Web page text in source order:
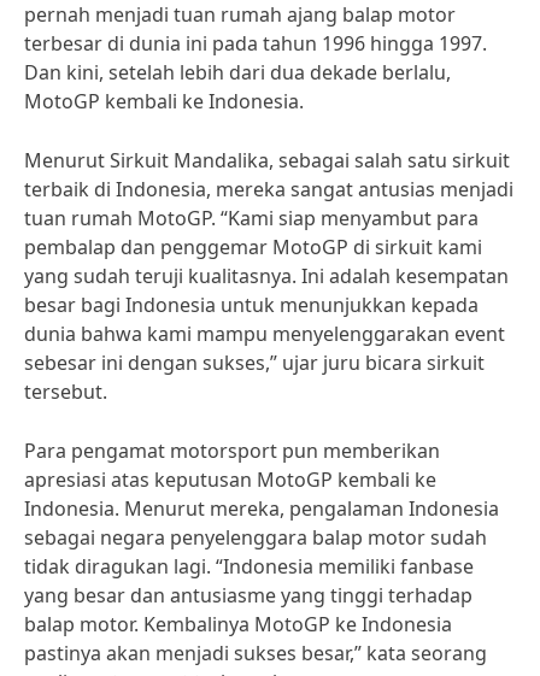
pernah menjadi tuan rumah ajang balap motor
terbesar di dunia ini pada tahun 1996 hingga 1997.
Dan kini, setelah lebih dari dua dekade berlalu,
MotoGP kembali ke Indonesia.
Menurut Sirkuit Mandalika, sebagai salah satu sirkuit
terbaik di Indonesia, mereka sangat antusias menjadi
tuan rumah MotoGP. “Kami siap menyambut para
pembalap dan penggemar MotoGP di sirkuit kami
yang sudah teruji kualitasnya. Ini adalah kesempatan
besar bagi Indonesia untuk menunjukkan kepada
dunia bahwa kami mampu menyelenggarakan event
sebesar ini dengan sukses,” ujar juru bicara sirkuit
tersebut.
Para pengamat motorsport pun memberikan
apresiasi atas keputusan MotoGP kembali ke
Indonesia. Menurut mereka, pengalaman Indonesia
sebagai negara penyelenggara balap motor sudah
tidak diragukan lagi. “Indonesia memiliki fanbase
yang besar dan antusiasme yang tinggi terhadap
balap motor. Kembalinya MotoGP ke Indonesia
pastinya akan menjadi sukses besar,” kata seorang